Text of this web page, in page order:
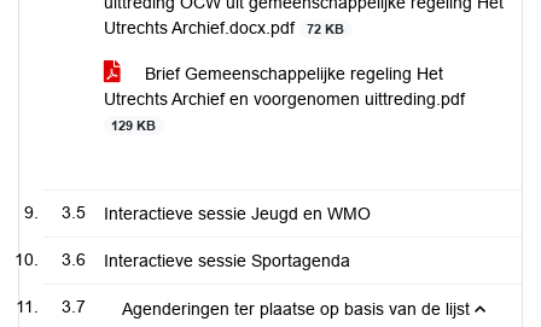
Utrechts Archief.docx.pdf
72 KB
Brief Gemeenschappelijke regeling Het
Utrechts Archief en voorgenomen uittreding.pdf
129 KB
3.5 Interactieve sessie Jeugd en WMO
3.6 Interactieve sessie Sportagenda
3.7
Agenderingen ter plaatse op basis van de lijst